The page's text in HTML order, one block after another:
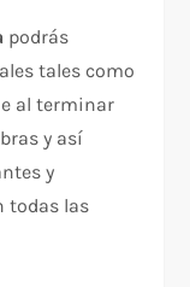
podrás
tales como
al terminar
y así
y
todas las